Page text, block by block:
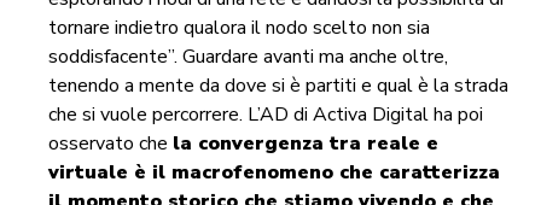
tornare indietro qualora il nodo scelto non sia
soddisfacente”. Guardare avanti ma anche oltre,
tenendo a mente da dove si è partiti e qual è la strada
che si vuole percorrere. L’AD di Activa Digital ha poi
osservato che la convergenza tra reale e
virtuale è il macrofenomeno che caratterizza